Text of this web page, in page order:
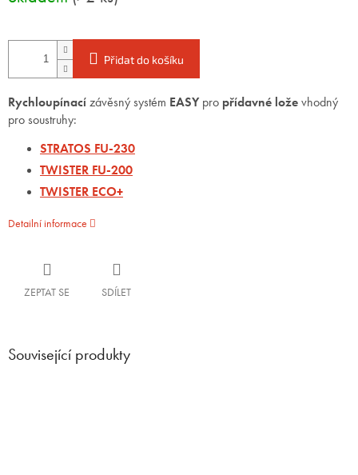
Přidat do košíku
Rychloupínacízávěsný systém EASYpro přídavné loževhodný
pro soustruhy:
STRATOS FU-230
TWISTER FU-200
TWISTER ECO+
Detailní informace
ZEPTAT SE SDÍLET
Související produkty